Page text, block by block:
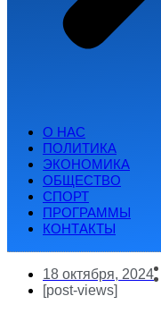
О НАС
ПОЛИТИКА
ЭКОНОМИКА
ОБЩЕСТВО
СПОРТ
ПРОГРАММЫ
КОНТАКТЫ
18 октября, 2024
[post-views]